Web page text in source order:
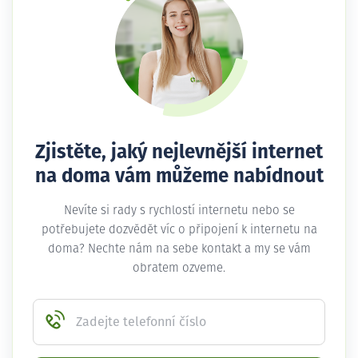
Zjistěte, jaký nejlevnější internet
na doma vám můžeme nabídnout
Nevíte si rady s rychlostí internetu nebo se
potřebujete dozvědět víc o připojení k internetu na
doma? Nechte nám na sebe kontakt a my se vám
obratem ozveme.
Zadejte telefonní číslo